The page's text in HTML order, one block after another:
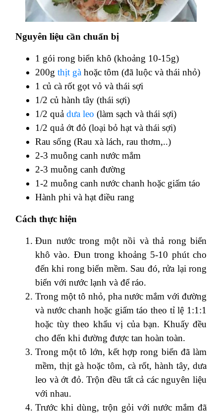
Nguyên liệu cần chuẩn bị
1 gói rong biển khô (khoảng 10-15g)
200g thịt gà hoặc tôm (đã luộc và thái nhỏ)
1 củ cà rốt gọt vỏ và thái sợi
1/2 củ hành tây (thái sợi)
1/2 quả dưa leo (làm sạch và thái sợi)
1/2 quả ớt đỏ (loại bỏ hạt và thái sợi)
Rau sống (Rau xà lách, rau thơm,..)
2-3 muỗng canh nước mắm
2-3 muỗng canh đường
1-2 muỗng canh nước chanh hoặc giấm táo
Hành phi và hạt điều rang
Cách thực hiện
Đun nước trong một nồi và thả rong biển
khô vào. Đun trong khoảng 5-10 phút cho
đến khi rong biển mềm. Sau đó, rửa lại rong
biển với nước lạnh và để ráo.
Trong một tô nhỏ, pha nước mắm với đường
và nước chanh hoặc giấm táo theo tỉ lệ 1:1:1
hoặc tùy theo khẩu vị của bạn. Khuấy đều
cho đến khi đường được tan hoàn toàn.
Trong một tô lớn, kết hợp rong biển đã làm
mềm, thịt gà hoặc tôm, cà rốt, hành tây, dưa
leo và ớt đỏ. Trộn đều tất cả các nguyên liệu
với nhau.
Trước khi dùng, trộn gỏi với nước mắm đã